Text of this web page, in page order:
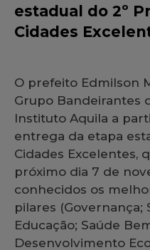
estadual do 2º
Cidades
O prefeito Edmilson
Grupo Bandeirantes
Instituto Aquila a
entrega da etapa
Cidades Excelentes,
próximo dia 7 de
conhecidos os
pilares (Governança;
Educação; Saúde
Desenvolvimento